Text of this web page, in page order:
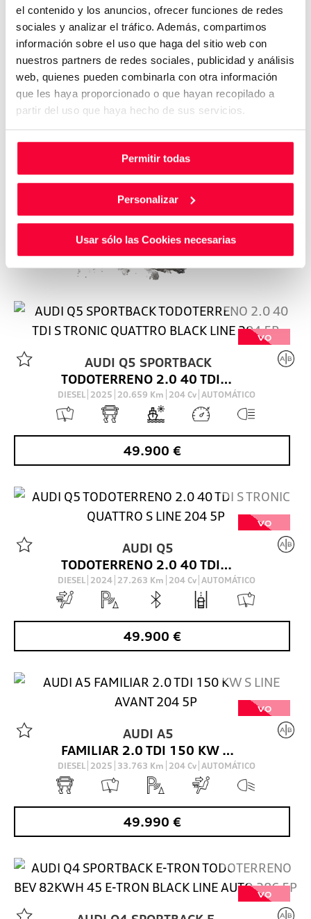
el contenido y los anuncios, ofrecer funciones de redes
sociales y analizar el tráfico. Además, compartimos
información sobre el uso que haga del sitio web con
nuestros partners de redes sociales, publicidad y análisis
web, quienes pueden combinarla con otra información
que les haya proporcionado o que hayan recopilado a
partir del uso que haya hecho de sus servicios.
Permitir todas
Personalizar
Usar sólo las Cookies necesarias
VO
AUDI Q5 SPORTBACK
TODOTERRENO 2.0 40 TDI S TRONIC QUATTRO BLACK LINE 204 5P
DIESEL 2025 20.659 Km 204 Cv AUTOMÁTICO
49.900 €
VO
AUDI Q5
TODOTERRENO 2.0 40 TDI S TRONIC QUATTRO S LINE 204 5P
DIESEL 2024 27.263 Km 204 Cv AUTOMÁTICO
49.900 €
VO
AUDI A5
FAMILIAR 2.0 TDI 150 KW S LINE AVANT 204 5P
DIESEL 2025 33.763 Km 204 Cv AUTOMÁTICO
49.990 €
VO